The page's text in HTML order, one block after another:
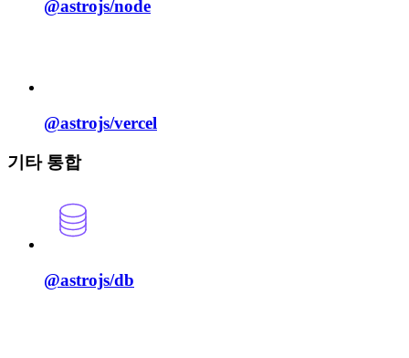
@astrojs/node
@astrojs/vercel
기타 통합
@astrojs/db